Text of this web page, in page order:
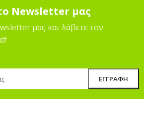
Newsletter μας
μας και λάβετε τον